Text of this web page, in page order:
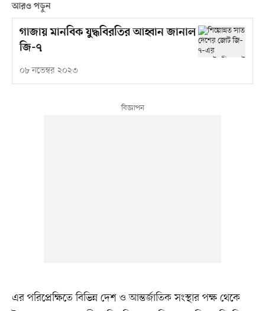
আরও পড়ুন
গাজায় মানবিক যুদ্ধবিরতির আহ্বান জানাল
জি-৭
০৮ নভেম্বর ২০২৩
এর পরিপ্রেক্ষিতে বিভিন্ন দেশ ও আন্তর্জাতিক সংস্থার পক্ষ থেকে